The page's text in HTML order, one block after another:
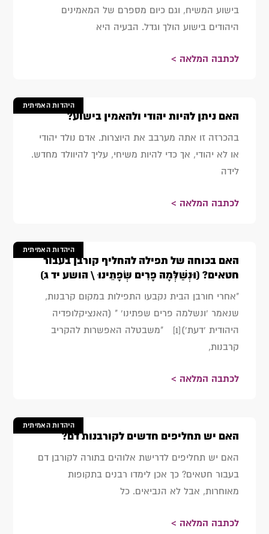
בישוע המשיח, וגם כיום מספרם של המאמינים
היהודים בישוע הולך וגדל. הבעיה היא
לכתבה המלאה >
היהדות האמיתית
האם ניתן להיות יהודי ולהאמין בישוע?
בהכרזה זו אתה מערבב את היוצרות. אדם נולד יהודי
או לא יהודי, אך כדי להיות משיחי, עליך להיוולד מחדש.
לידה
לכתבה המלאה >
היהדות האמיתית
האם בכוחה של תפילה להחליף קורבן בעבור
חטאים? (וּנְשַׁלְּמָה פָרִים שְׂפָתֵינוּ \ הושע יד ג)
"אחרי חורבן הבית נקבעו התפילות במקום קרבנות,
שנאמר 'ונשלמה פרים שפתינו' " (האנציקלופדיה
היהודית 'דעת')[1] "משבטלה האפשרות להקריב
קרבנות,
לכתבה המלאה >
היהדות האמיתית
האם יש תחליפים חדשים לקורבנות דם?
האם יש תחליפים לדרישת אלוהים בתורה לקורבן דם
בעבור חטאים? כך אכן לימדו רבנים בתקופות
מאוחרות, אבל לא הנביאים. כל
לכתבה המלאה >